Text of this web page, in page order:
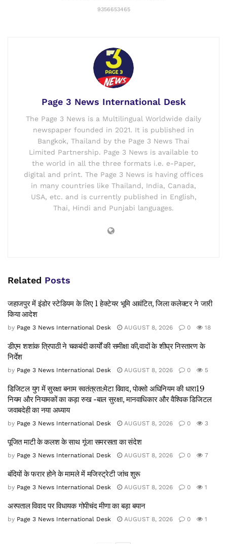
9356653465
Page 3 News International Desk
The Page 3 News is a Multilingual Worldwide daily
newspaper founded in 2021. It is published in
Bangkok, Thailand by the Page 3 News Thai
Limited Partnership. Page 3 News is available to
the world in all the three formats i.e. e-Paper,
digital and print. The Page 3 News is having offices
in many countries like Thailand, India, Canada,
USA, etc. and is currently published in English,
Thai, Hindi and Punjabi languages.
Related Posts
जहाजपुर में इंडोर स्टेडियम के लिए 1 हेक्टेयर भूमि आवंटित, जिला कलेक्टर ने जारी
किया आदेश
by Page 3 News International Desk AUGUST 8, 2026 0 18
डीएम शशांक त्रिपाठी ने चकबंदी कार्यों की समीक्षा की,वादों के शीघ्र निस्तारण के
निर्देश
by Page 3 News International Desk AUGUST 8, 2026 0 5
डिजिटल युग में सुरक्षा बनाम स्वतंत्रता:मेटा विवाद, पोक्सो अधिनियम की धारा19
नियम और नियामकों का कड़ा रुख -बाल सुरक्षा, मानवाधिकार और वैश्विक डिजिटल
जवाबदेही का नया अध्याय
by Page 3 News International Desk AUGUST 8, 2026 0 3
पूजित माटी के कलश के साथ गूंजा समरसता का संदेश
by Page 3 News International Desk AUGUST 8, 2026 0 7
बंदियों के फरार होने के मामले में मजिस्ट्रेटी जांच शुरू
by Page 3 News International Desk AUGUST 8, 2026 0 1
अस्पताल विवाद पर विधायक गोपीचंद मीणा का बड़ा बयान
by Page 3 News International Desk AUGUST 8, 2026 0 1